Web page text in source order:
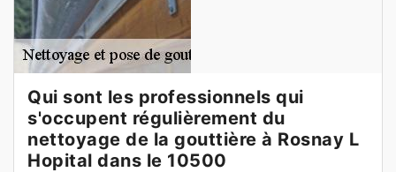
Qui sont les professionnels qui
s'occupent régulièrement du
nettoyage de la gouttière à Rosnay L
Hopital dans le 10500